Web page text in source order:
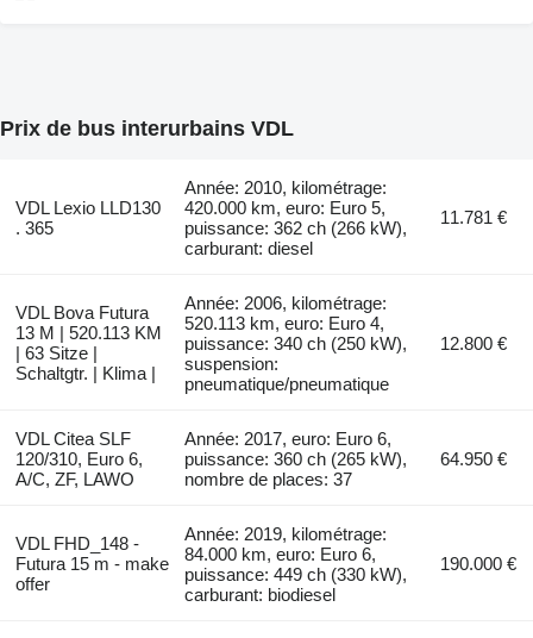
Prix de bus interurbains VDL
VDL Lexio LLD130
. 365
Année: 2010, kilométrage:
420.000 km, euro: Euro 5,
puissance: 362 ch (266 kW),
carburant: diesel
11.781 €
VDL Bova Futura
13 M | 520.113 KM
| 63 Sitze |
Schaltgtr. | Klima |
Année: 2006, kilométrage:
520.113 km, euro: Euro 4,
puissance: 340 ch (250 kW),
suspension:
pneumatique/pneumatique
12.800 €
VDL Citea SLF
120/310, Euro 6,
A/C, ZF, LAWO
Année: 2017, euro: Euro 6,
puissance: 360 ch (265 kW),
nombre de places: 37
64.950 €
VDL FHD_148 -
Futura 15 m - make
offer
Année: 2019, kilométrage:
84.000 km, euro: Euro 6,
puissance: 449 ch (330 kW),
carburant: biodiesel
190.000 €